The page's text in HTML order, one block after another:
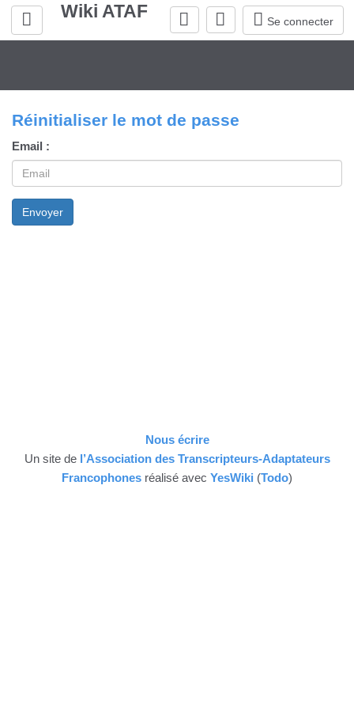
Wiki ATAF RechercherSe connecter
Réinitialiser le mot de passe
Email
Envoyer
Nous écrire
Un site de l’Association des Transcripteurs-Adaptateurs
Francophones réalisé avec YesWiki (Todo)